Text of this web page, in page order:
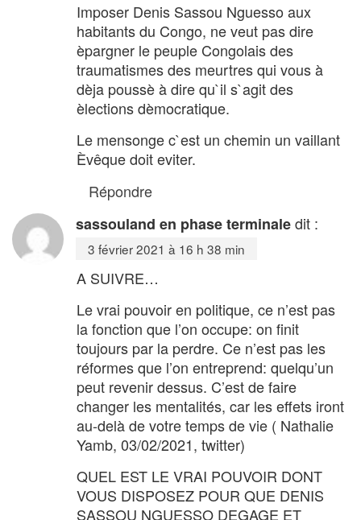
Imposer Denis Sassou Nguesso aux
habitants du Congo, ne veut pas dire
èpargner le peuple Congolais des
traumatismes des meurtres qui vous à
dèja poussè à dire qu`il s`agit des
èlections dèmocratique.
Le mensonge c`est un chemin un vaillant
Èvêque doit eviter.
Répondre
sassouland en phase terminaledit :
3 février 2021 à 16 h 38 min
A SUIVRE…
Le vrai pouvoir en politique, ce n’est pas
la fonction que l’on occupe: on finit
toujours par la perdre. Ce n’est pas les
réformes que l’on entreprend: quelqu’un
peut revenir dessus. C’est de faire
changer les mentalités, car les effets iront
au-delà de votre temps de vie ( Nathalie
Yamb, 03/02/2021, twitter)
QUEL EST LE VRAI POUVOIR DONT
VOUS DISPOSEZ POUR QUE DENIS
SASSOU NGUESSO DEGAGE ET